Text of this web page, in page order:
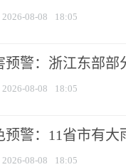
2026-08-08 18:05
预警：浙江东部
2026-08-08 18:05
预警：11省市有
2026-08-08 18:05